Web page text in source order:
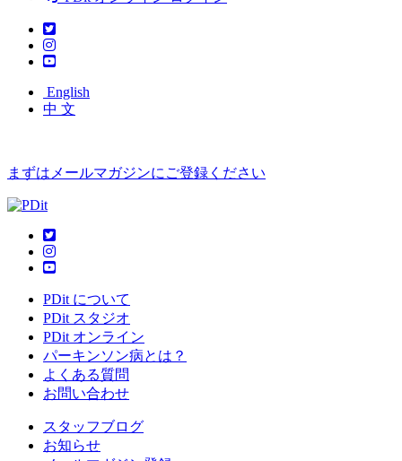
English
中 文
まずはメールマガジンにご登録ください
PDit について
PDit スタジオ
PDit オンライン
パーキンソン病とは？
よくある質問
お問い合わせ
スタッフブログ
お知らせ